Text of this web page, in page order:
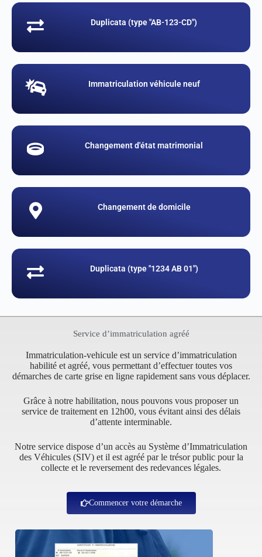
Duplicata (type "AB-123-CD")
Immatriculation véhicule neuf
Changement d'état matrimonial
Changement de domicile
Duplicata (type "1234 AB 01")
Service d’immatriculation agréé
Immatriculation-vehicule est un service d’immatriculation
habilité et agréé, vous permettant d’effectuer toutes vos
démarches de carte grise en ligne rapidement sans vous déplacer.
Grâce à notre habilitation, nous pouvons vous proposer un
service de traitement en 12h00, vous évitant ainsi des délais
d’attente interminable.
Notre service dispose d’un accès au Système d’Immatriculation
des Véhicules (SIV) et il est agréé par le trésor public pour la
collecte et le reversement des redevances légales.
Commencer votre démarche